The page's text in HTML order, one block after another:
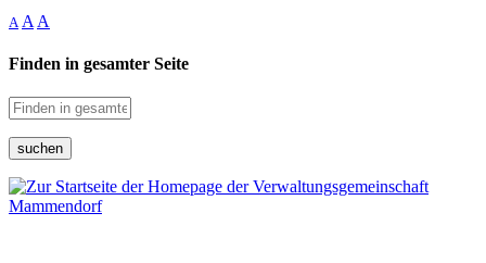
A A A
Finden in gesamter Seite
suchen